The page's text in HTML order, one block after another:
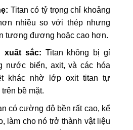
Titan có tỷ trọng chỉ khoảng
nhiều so với thép nhưng
tương đương hoặc cao hơn.
xuất sắc: Titan không bị gỉ
nước biển, axit, và các hóa
khác nhờ lớp oxit titan tự
bề mặt.
có cường độ bền rất cao, kể
làm cho nó trở thành vật liệu